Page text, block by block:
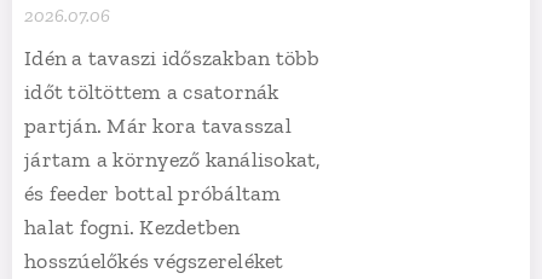
2026.07.06
Idén a tavaszi időszakban több
időt töltöttem a csatornák
partján. Már kora tavasszal
jártam a környező kanálisokat,
és feeder bottal próbáltam
halat fogni. Kezdetben
hosszúelőkés végszereléket